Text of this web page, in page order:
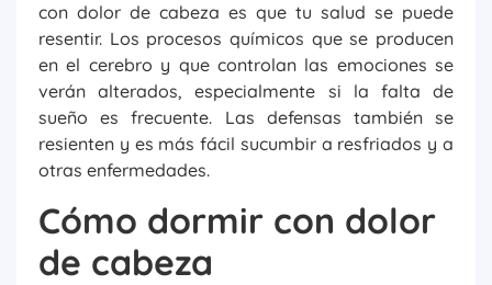
con dolor de cabeza es que tu salud se puede
resentir. Los procesos químicos que se producen
en el cerebro y que controlan las emociones se
verán alterados, especialmente si la falta de
sueño es frecuente. Las defensas también se
resienten y es más fácil sucumbir a resfriados y a
otras enfermedades.
Cómo dormir con dolor
de cabeza